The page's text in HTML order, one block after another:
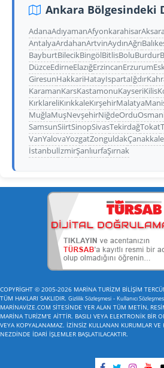
Ankara Bölgesindeki
AdanaAdıyamanAfyonkarahisar
AntalyaArdahanArtvinAydınAğrı
BayburtBilecikBingölBitlisBoluBurdur
DüzceEdirneElazığErzincanErzurum
GiresunHakkariHatayIspartaIğdır
KaramanKarsKastamonuKayseriKilis
KırklareliKırıkkaleKırşehirMalatya
MuğlaMuşNevşehirNiğdeOrdu
SamsunSiirtSinopSivasTekirdağTokat
VanYalovaYozgatZonguldakÇanakkale
İstanbulİzmirŞanlıurfaŞırnak
COPYRİGHT © 2005-2026 MARİNA TURİZM BİLİŞİM
TÜM HAKLARI SAKLIDIR. Gizlilik Sözleşmesi - Kullanıcı
MARİNAVİZE.COM SİTESİNDE YER ALAN TÜM METİN,
MARİNA TURİZM'E AİTTİR. BASILI VEYA ELEKTRONİK BİR
VEYA KOPYALANAMAZ. İZİNSİZ KULLANAN KURUMLAR
NEZDİNDE İDARİ İŞLEMLER BAŞLATILACAKTIR.